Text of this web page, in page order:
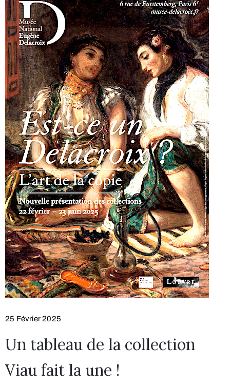
25 Février 2025
Un tableau de la collection
Viau fait la une !